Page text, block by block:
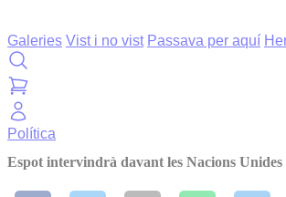
Galeries Vist i no vist Passava per aquí
Política
Espot intervindrà davant les Nacions